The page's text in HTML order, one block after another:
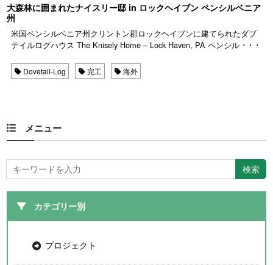
大森林に囲まれたナイスリー邸 in ロックヘイブン ペンシルベニア
州
米国ペンシルベニア州クリントン郡ロックヘイブンに建てられたダブ
テイルログハウス The Knisely Home – Lock Haven, PA ペンシル ･ ･ ･
Dovetail-Log 完工 海外
メニュー
カテゴリー別
プロジェクト